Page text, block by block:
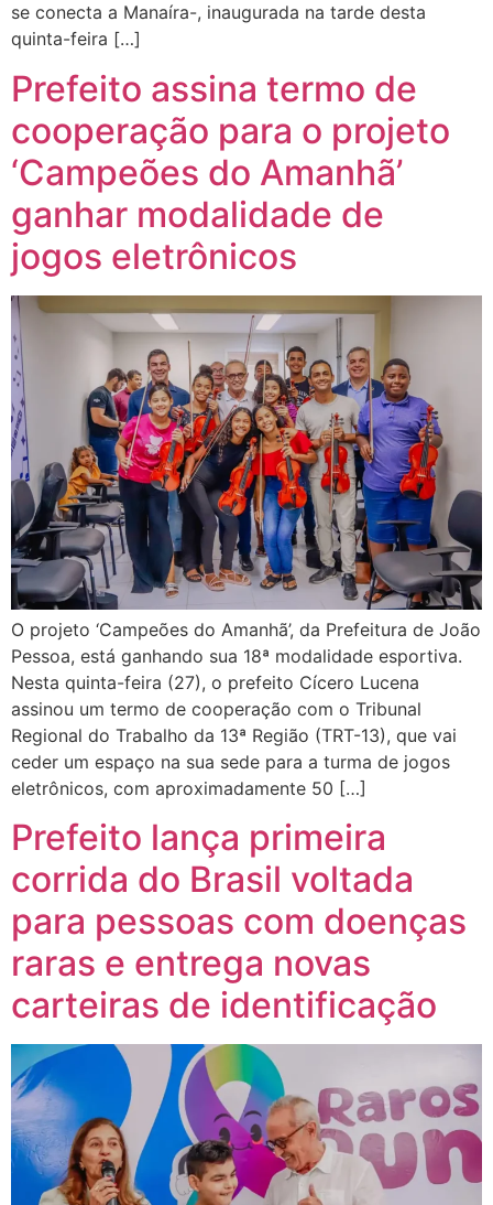
se conecta a Manaíra-, inaugurada na tarde desta
quinta-feira […]
Prefeito assina termo de
cooperação para o projeto
‘Campeões do Amanhã’
ganhar modalidade de
jogos eletrônicos
O projeto ‘Campeões do Amanhã’, da Prefeitura de João
Pessoa, está ganhando sua 18ª modalidade esportiva.
Nesta quinta-feira (27), o prefeito Cícero Lucena
assinou um termo de cooperação com o Tribunal
Regional do Trabalho da 13ª Região (TRT-13), que vai
ceder um espaço na sua sede para a turma de jogos
eletrônicos, com aproximadamente 50 […]
Prefeito lança primeira
corrida do Brasil voltada
para pessoas com doenças
raras e entrega novas
carteiras de identificação